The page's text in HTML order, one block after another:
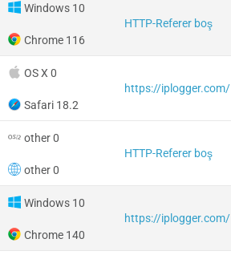
Windows 10
Chrome 116
HTTP-Referer boş
OS X 0
Safari 18.2
https://iplogger.com/
other 0
other 0
HTTP-Referer boş
Windows 10
Chrome 140
https://iplogger.com/